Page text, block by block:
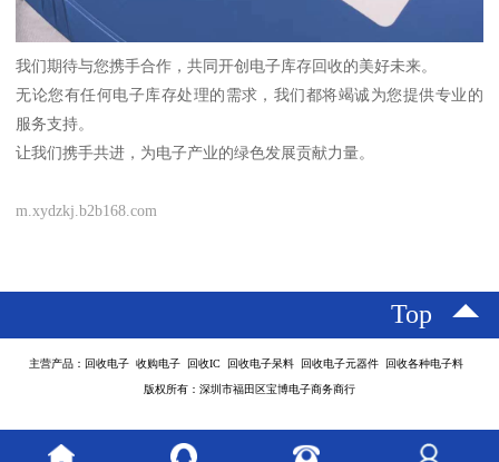
我们期待与您携手合作，共同开创电子库存回收的美好未来。
无论您有任何电子库存处理的需求，我们都将竭诚为您提供专业的
服务支持。
让我们携手共进，为电子产业的绿色发展贡献力量。
m.xydzkj.b2b168.com
Top
主营产品：回收电子 收购电子 回收IC 回收电子呆料 回收电子元器件 回收各种电子料
版权所有：深圳市福田区宝博电子商务商行